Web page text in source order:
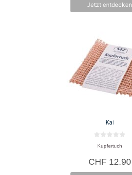
Jetzt entdecken
Kai
n
5
Kupfertuch
CHF12.90